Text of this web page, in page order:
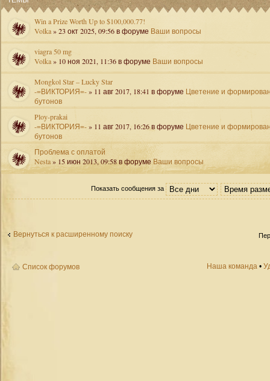
Win a Prize Worth Up to $100,000.77!
Volka» 23 окт 2025, 09:56 в форуме Ваши вопросы
viagra 50 mg
Volka» 10 ноя 2021, 11:36 в форуме Ваши вопросы
Mongkol Star – Lucky Star
-=ВИКТОРИЯ=-» 11 авг 2017, 18:41 в форуме Цветение и
бутонов
Ploy-prakai
-=ВИКТОРИЯ=-» 11 авг 2017, 16:26 в форуме Цветение и
бутонов
Проблема с оплатой
Nesta» 15 июн 2013, 09:58 в форуме Ваши вопросы
Показать сообщения за
Вернуться к расширенному поиску
Список форумов Наша команда •